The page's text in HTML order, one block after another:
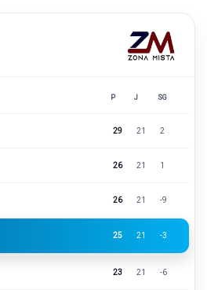
P J SG
29 21 2
26 21 1
26 21 -9
25 21 -3
23 21 -6